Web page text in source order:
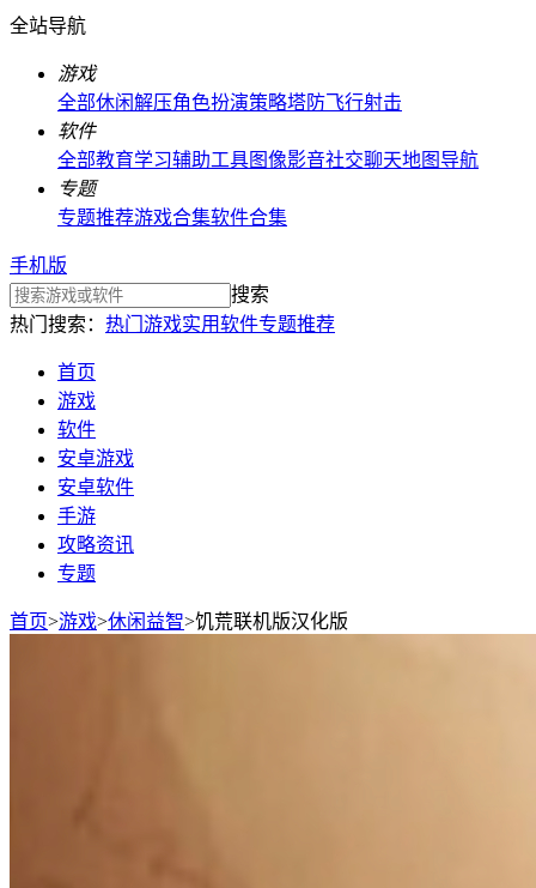
全站导航
游戏
全部休闲解压角色扮演策略塔防飞行射击
软件
全部教育学习辅助工具图像影音社交聊天地图导航
专题
专题推荐游戏合集软件合集
手机版
搜索
热门搜索： 热门游戏实用软件专题推荐
首页
游戏
软件
安卓游戏
安卓软件
手游
攻略资讯
专题
首页>游戏>休闲益智>饥荒联机版汉化版